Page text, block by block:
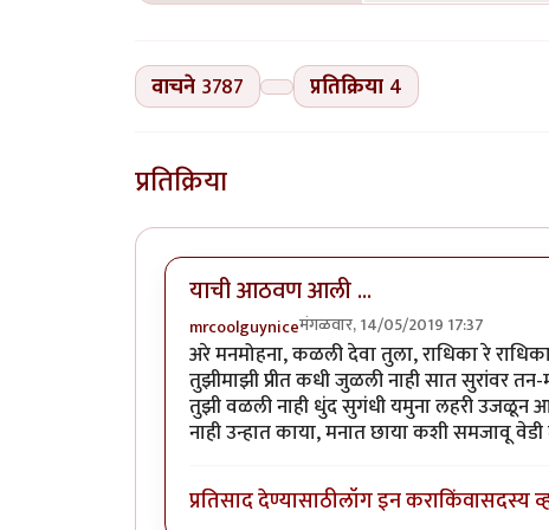
वाचने 3787 प्रतिक्रिया 4
प्रतिक्रिया
याची आठवण आली ...
mrcoolguyniceमंगळवार, 14/05/2019 17:37
अरे मनमोहना, कळली देवा तुला, राधिका रे
तुझीमाझी प्रीत कधी जुळली नाही सात सुरांवर
तुझी वळली नाही धुंद सुगंधी यमुना लहरी उजळून
नाही उन्हात काया, मनात छाया कशी समजावू
प्रतिसाद देण्यासाठीलॉग इन कराकिंवासदस्य